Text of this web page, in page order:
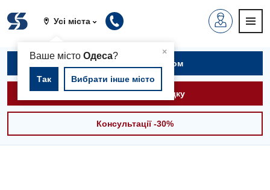
Усі міста
×
Ваше містоОдеса?
Так Вибрати інше місто
Записатися на прийом
Викликати швидку
Консультації -30%